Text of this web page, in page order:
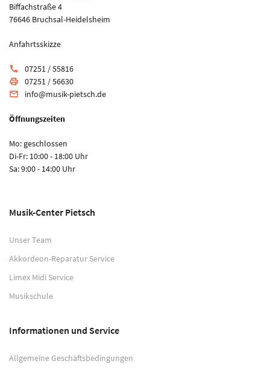
Biffachstraße 4
76646 Bruchsal-Heidelsheim
Anfahrtsskizze
phone 07251 / 55816
print 07251 / 56630
email info@musik-pietsch.de
Öffnungszeiten
Mo: geschlossen
Di-Fr: 10:00 - 18:00 Uhr
Sa: 9:00 - 14:00 Uhr
Musik-Center Pietsch
Unser Team
Akkordeon-Reparatur Service
Limex Midi Service
Musikschule
Informationen und Service
Allgemeine Geschäftsbedingungen